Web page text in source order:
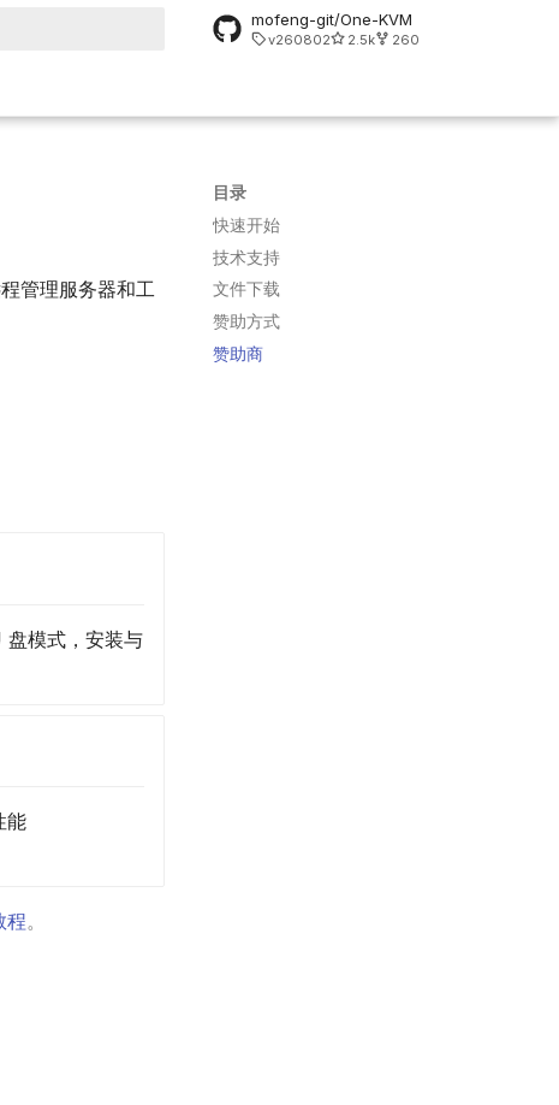
mofeng-git/One-KVM
v260802 2.5k 260
目录
快速开始
技术支持
文件下载
赞助方式
赞助商
管理服务器和工
模式，安装与
能
程。